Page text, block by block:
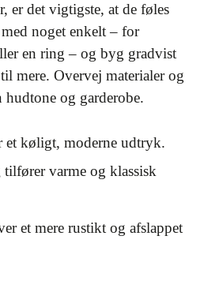
er det vigtigste, at de føles
noget enkelt – for
en ring – og byg gradvist
mere. Overvej materialer og
hudtone og garderobe.
et køligt, moderne udtryk.
tilfører varme og klassisk
et mere rustikt og afslappet